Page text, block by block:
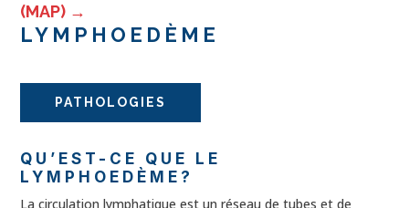
(MAP) →
LYMPHOEDÈME
PATHOLOGIES
QU’EST-CE QUE LE
LYMPHOEDÈME?
La circulation lymphatique est un réseau de tubes et de